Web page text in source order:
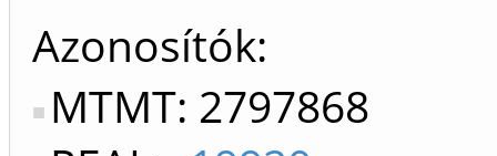
Azonosítók
MTMT: 2797868